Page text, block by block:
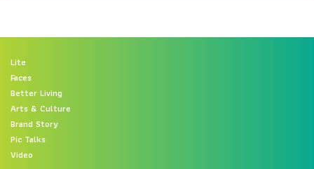
Lite
Faces
Better Living
Arts & Culture
Brand Story
Pic Talks
Video